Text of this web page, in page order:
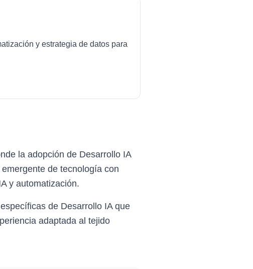
y estrategia de datos para
la adopción de Desarrollo IA
de tecnología con
y automatización.
de Desarrollo IA que
adaptada al tejido